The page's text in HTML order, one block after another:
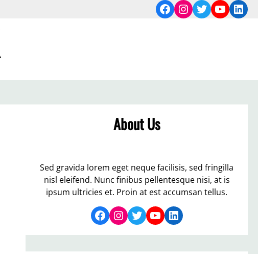
Facebook
Instagram
Twitter
About Us
Sed gravida lorem eget neque facilisis, sed fringilla
nisl eleifend. Nunc finibus pellentesque nisi, at is
ipsum ultricies et. Proin at est accumsan tellus.
Facebook Instagram Twitter YouTube LinkedIn